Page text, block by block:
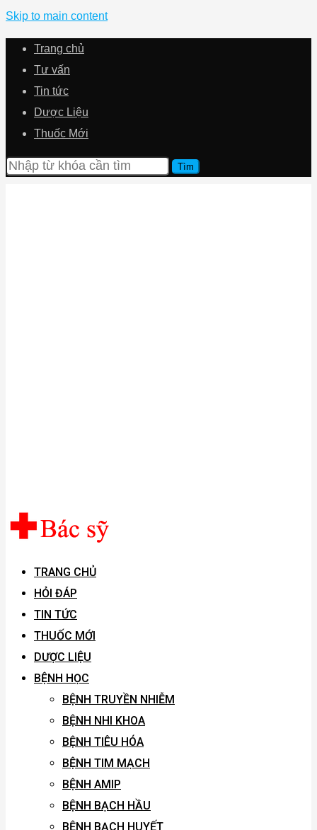
Skip to main content
Trang chủ
Tư vấn
Tin tức
Dược Liệu
Thuốc Mới
TRANG CHỦ
HỎI ĐÁP
TIN TỨC
THUỐC MỚI
DƯỢC LIỆU
BỆNH HỌC
BỆNH TRUYỀN NHIỄM
BỆNH NHI KHOA
BỆNH TIÊU HÓA
BỆNH TIM MẠCH
BỆNH AMIP
BỆNH BẠCH HẦU
BỆNH BẠCH HUYẾT